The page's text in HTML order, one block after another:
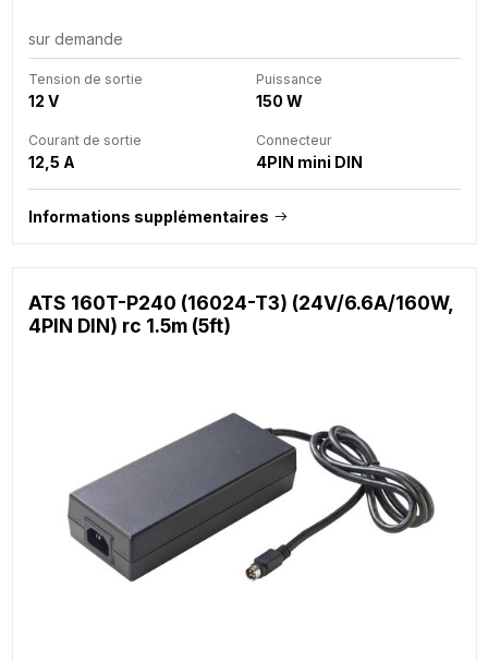
sur demande
Tension de sortie
12 V
Puissance
150 W
Courant de sortie
12,5 A
Connecteur
4PIN mini DIN
Informations supplémentaires
ATS 160T-P240 (16024-T3) (24V/6.6A/160W,
4PIN DIN) rc 1.5m (5ft)